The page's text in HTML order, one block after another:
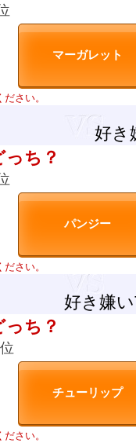
さい。
好き
ち？
さい。
好き嫌
ち？
さい。